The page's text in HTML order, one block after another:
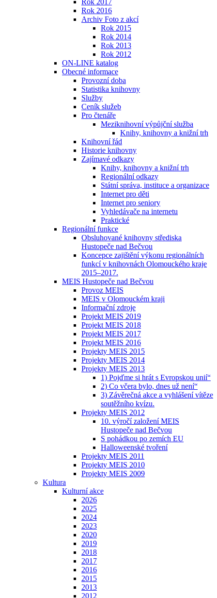
Rok 2017
Rok 2016
Archiv Foto z akcí
Rok 2015
Rok 2014
Rok 2013
Rok 2012
ON-LINE katalog
Obecné informace
Provozní doba
Statistika knihovny
Služby
Ceník služeb
Pro čtenáře
Meziknihovní výpůjční služba
Knihy, knihovny a knižní trh
Knihovní řád
Historie knihovny
Zajímavé odkazy
Knihy, knihovny a knižní trh
Regionální odkazy
Státní správa, instituce a organizace
Internet pro děti
Internet pro seniory
Vyhledávače na internetu
Praktické
Regionální funkce
Obsluhované knihovny střediska
Hustopeče nad Bečvou
Koncepce zajištění výkonu regionálních
funkcí v knihovnách Olomouckého kraje
2015–2017.
MEIS Hustopeče nad Bečvou
Provoz MEIS
MEIS v Olomouckém kraji
Informační zdroje
Projekt MEIS 2019
Projekt MEIS 2018
Projekt MEIS 2017
Projekt MEIS 2016
Projekty MEIS 2015
Projekty MEIS 2014
Projekty MEIS 2013
1) Pojďme si hrát s Evropskou unií“
2) Co včera bylo, dnes už není“
3) Závěrečná akce a vyhlášení vítěze
soutěžního kvízu.
Projekty MEIS 2012
10. výročí založení MEIS
Hustopeče nad Bečvou
S pohádkou po zemích EU
Halloweenské tvoření
Projekty MEIS 2011
Projekty MEIS 2010
Projekty MEIS 2009
Kultura
Kulturní akce
2026
2025
2024
2023
2020
2019
2018
2017
2016
2015
2013
2012